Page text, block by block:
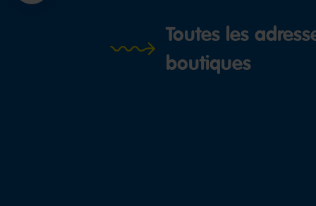
Toutes les
boutiques